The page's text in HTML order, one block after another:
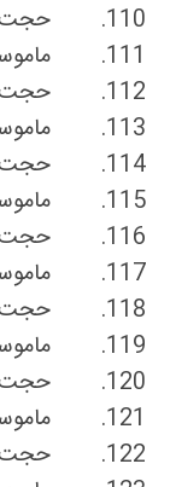
110.
حجت
111.
112.
حجت
113.
114.
حجت
115.
116.
حجت
117.
118.
حجت
119.
120.
حجت
121.
122.
حجت